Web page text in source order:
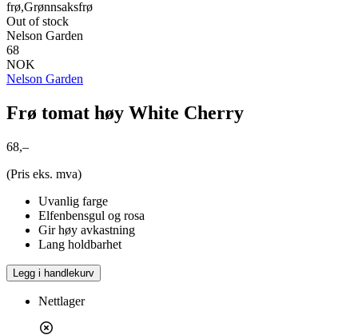
frø,Grønnsaksfrø
Out of stock
Nelson Garden
68
NOK
Nelson Garden
Frø tomat høy White Cherry
68,–
(Pris eks. mva)
Uvanlig farge
Elfenbensgul og rosa
Gir høy avkastning
Lang holdbarhet
Legg i handlekurv
Nettlager